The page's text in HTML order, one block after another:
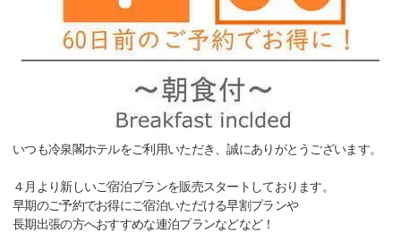
いつも冷泉閣ホテルをご利用いただき、誠にありがとうございます。
４月より新しいご宿泊プランを販売スタートしております。
早期のご予約でお得にご宿泊いただける早割プランや
長期出張の方へおすすめな連泊プランなどなど！